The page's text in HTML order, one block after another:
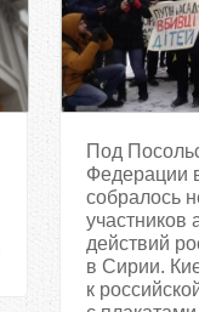
Под
Федерации
собралось
участников
действий
в Сирии.
к